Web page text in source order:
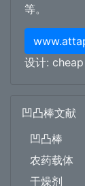
等。
设计:
凹凸棒文献
凹凸棒
农药载体
干燥剂